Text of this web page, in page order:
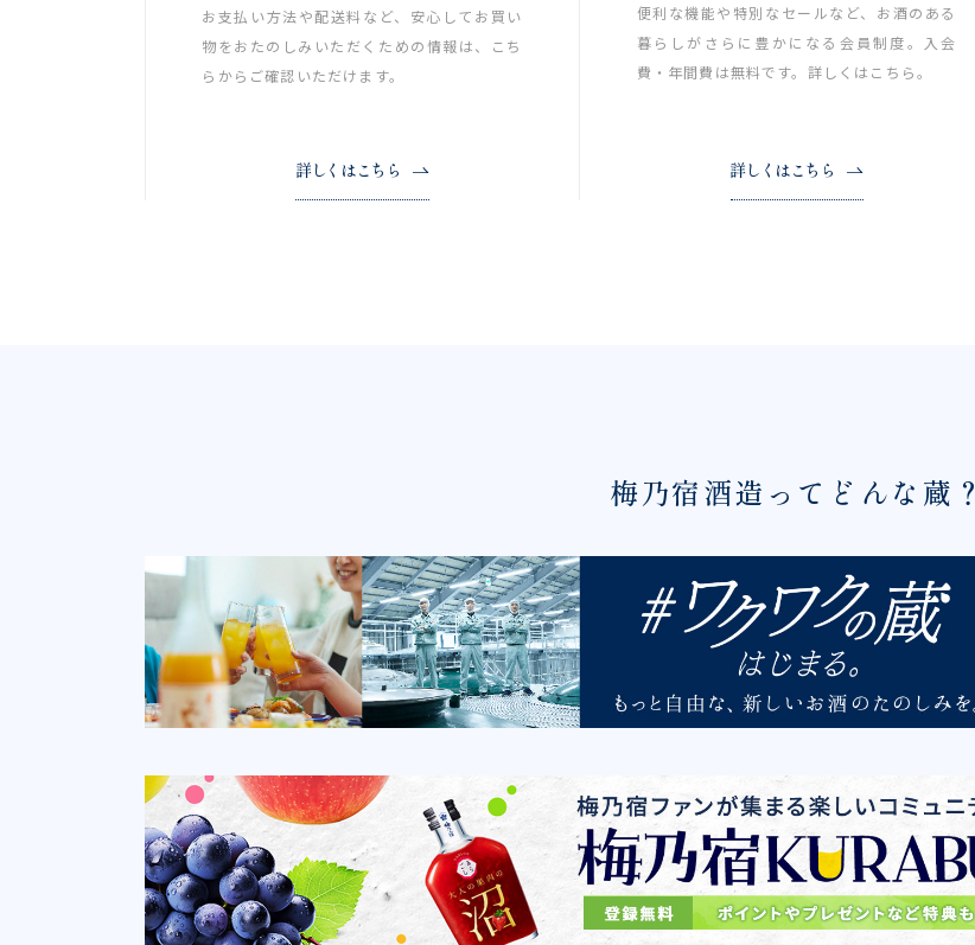
お支払い方法や配送料など、安心してお買い
物をおたのしみいただくための情報は、こち
らからご確認いただけます。
詳しくはこちら
便利な機能や特別なセールなど、お酒のある
暮らしがさらに豊かになる会員制度。入会
費・年間費は無料です。詳しくはこちら。
詳しくはこちら
梅乃宿酒造ってどんな蔵？